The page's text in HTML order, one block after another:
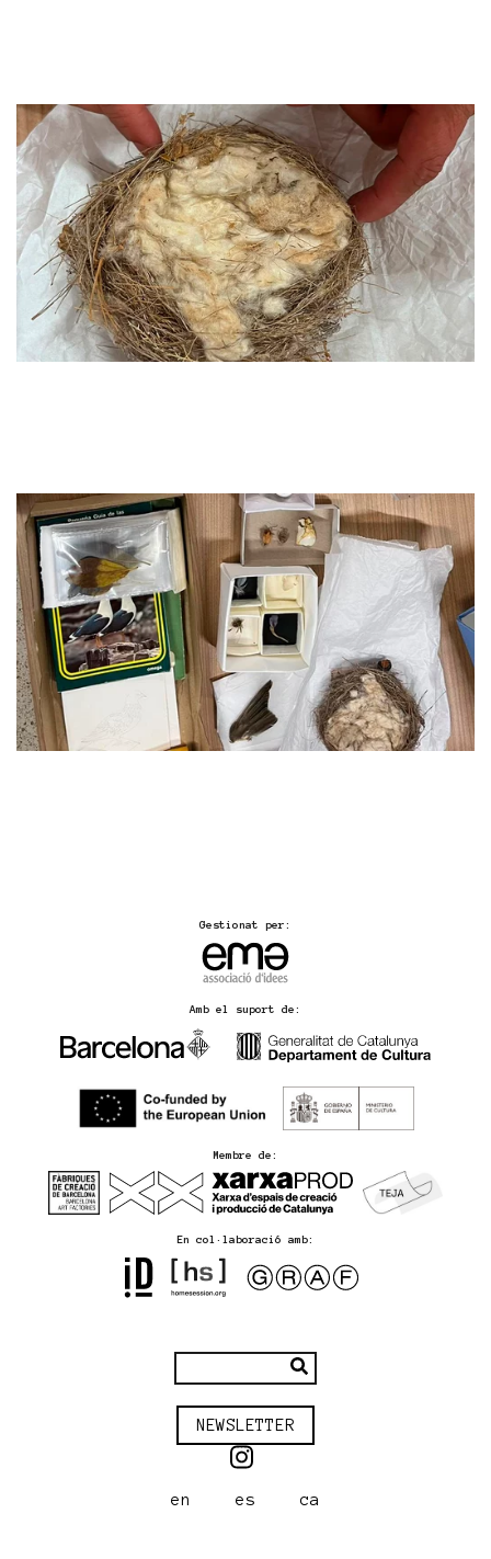
Gestionat per:
Amb el suport de:
Membre de:
En col·laboració amb:
NEWSLETTER
en es ca